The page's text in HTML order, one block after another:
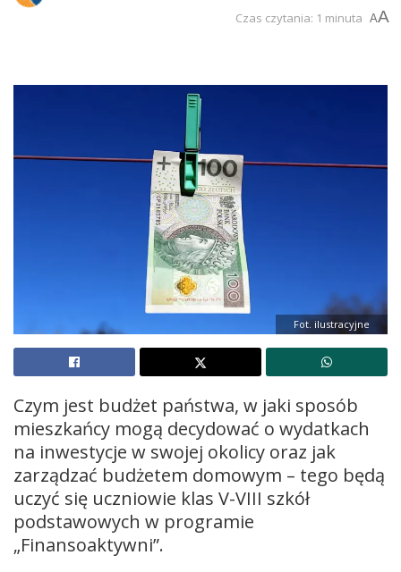
Czas czytania: 1 minuta AA
Fot. ilustracyjne
Czym jest budżet państwa, w jaki sposób
mieszkańcy mogą decydować o wydatkach
na inwestycje w swojej okolicy oraz jak
zarządzać budżetem domowym – tego będą
uczyć się uczniowie klas V-VIII szkół
podstawowych w programie
„Finansoaktywni”.